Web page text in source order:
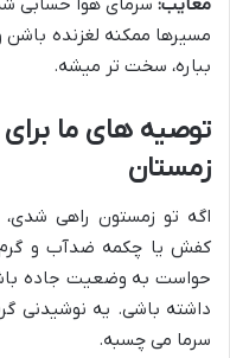
معایب: سرمای هوا حسابی
مسیرها ممکنه لغزنده
بباره، سخت تر میشه.
توصیه های ما
زمستان
اگه تو زمستون راهی
کفش یا چکمه ضدآب و گرم
حواست به وضعیت جاده
داشته باشی. یه نوشیدنی
سرما می چسبه.